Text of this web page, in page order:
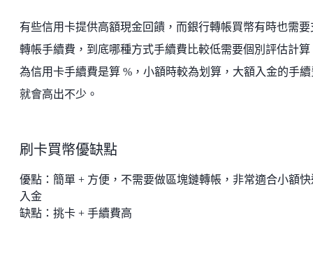
有些信用卡提供高額現金回饋，而銀行轉帳買幣有時也需要
轉帳手續費，到底哪種方式手續費比較低需要個別評估計算
為信用卡手續費是算 %，小額時較為划算，大額入金的手續
就會高出不少。
刷卡買幣優缺點
優點：簡單 + 方便，不需要做區塊鏈轉帳，非常適合小額快
入金
缺點：挑卡 + 手續費高